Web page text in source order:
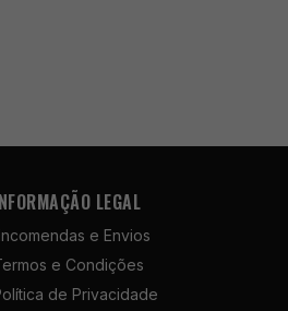
LEGAL
e Envios
e Condições
de Privacidade